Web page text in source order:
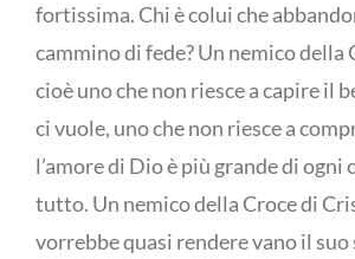
fortissima. Chi è colui che
cammino di fede? Un nemico della
cioè uno che non riesce a capire il
ci vuole, uno che non riesce a
l’amore di Dio è più grande di ogni
tutto. Un nemico della Croce di
vorrebbe quasi rendere vano il